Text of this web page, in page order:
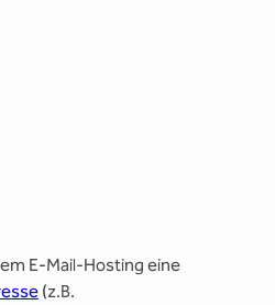
E-Mail-Hosting eine
(z.B.